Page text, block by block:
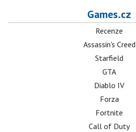
Games.cz
Recenze
Assassin's Creed
Starfield
GTA
Diablo IV
Forza
Fortnite
Call of Duty